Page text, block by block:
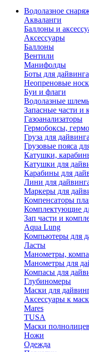
Водолазное
Акваланги
Баллоны и
Аксессуары
Баллоны
Вентили
Манифолды
Боты для дайвинга
Неопреновые
Буи и флаги
Водолазные
Запасные части и
Газоанализаторы
Гермобоксы,
Груза для дайвинга
Грузовые пояса
Катушки,
Катушки для
Карабины для
Лини для
Маркеры для
Компенсаторы
Комплектующие
Зап части и
Aqua Lung
Компьютеры для
Ласты
Манометры,
Манометры для
Компасы для
Глубиномеры
Маски для
Аксессуары к
Mares
TUSA
Маски
Ножи
Одежда